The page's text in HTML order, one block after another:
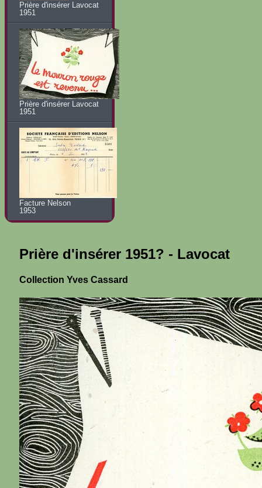
Prière d'insérer Lavocat
1951
Prière d'insérer Lavocat
1951
Facture Nelson
1953
Prière d'insérer 1951? - Lavocat
Collection Yves Cassard